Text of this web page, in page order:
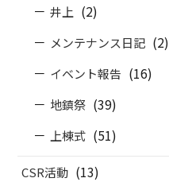
井上 (2)
メンテナンス日記 (2)
イベント報告 (16)
地鎮祭 (39)
上棟式 (51)
CSR活動 (13)